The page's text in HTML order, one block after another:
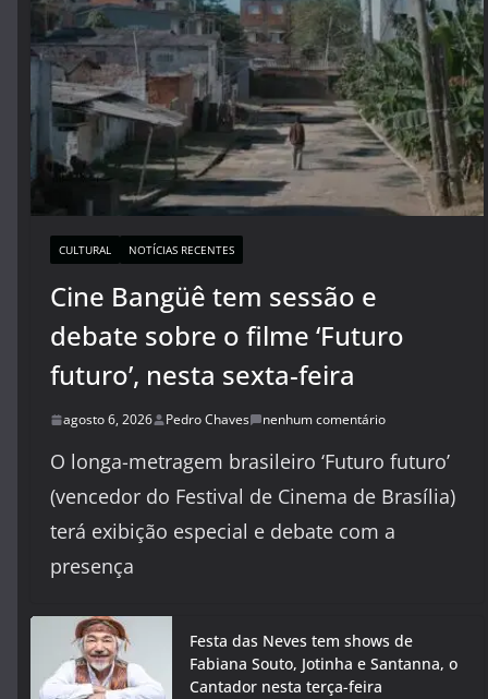
CULTURAL NOTÍCIAS RECENTES
Cine Bangüê tem sessão e
debate sobre o filme ‘Futuro
futuro’, nesta sexta-feira
agosto 6, 2026 Pedro Chaves nenhum comentário
O longa-metragem brasileiro ‘Futuro futuro’
(vencedor do Festival de Cinema de Brasília)
terá exibição especial e debate com a
presença
Festa das Neves tem shows de
Fabiana Souto, Jotinha e Santanna, o
Cantador nesta terça-feira